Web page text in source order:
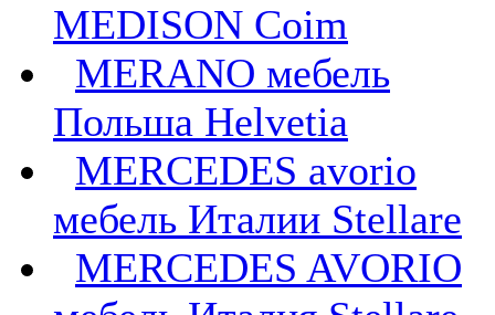
MEDISON Coim
MERANO мебель
Польша Helvetia
MERCEDES avorio
мебель Италии Stellare
MERCEDES AVORIO